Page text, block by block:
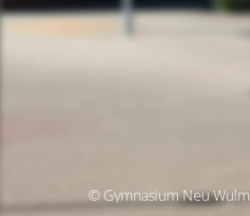
© Gymnasium Neu